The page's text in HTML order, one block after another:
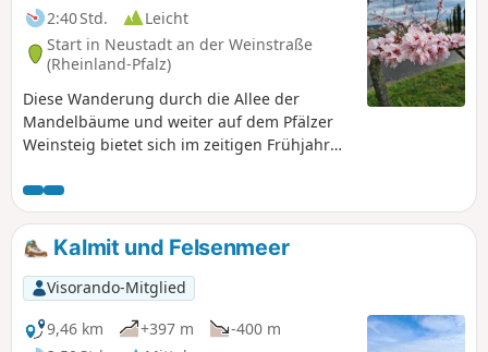
2:40 Std.
Leicht
Start in Neustadt an der Weinstraße
(Rheinland-Pfalz)
Diese Wanderung durch die Allee der
Mandelbäume und weiter auf dem Pfälzer
Weinsteig bietet sich im zeitigen Frühjahr
jedoch mit dem Mandelblütenfest und dem
Ausflugsverkehr sollte man meiden. Dann ist
es einfach zu voll und man findet auch
keinen Parkplatz im Ort.
Kalmit und Felsenmeer
Visorando-Mitglied
9,46 km
+397 m
-400 m